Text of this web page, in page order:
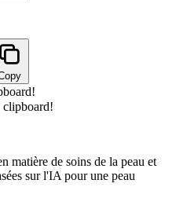
clipboard!
matière de soins de la peau et
sur l'IA pour une peau